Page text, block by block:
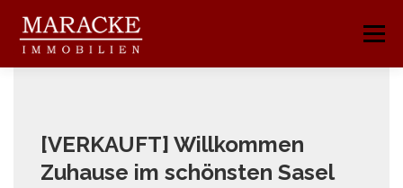
Inhalt
springen
Menü
LEISTUNGEN KONTAKT
[VERKAUFT] Willkommen
Zuhause im schönsten Sasel